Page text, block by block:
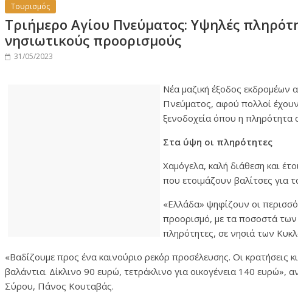
Τουρισμός
Τριήμερο Αγίου Πνεύματος: Υψηλές
νησιωτικούς προορισμούς
31/05/2023
Νέα μαζική έξοδος εκδρομέων
Πνεύματος, αφού πολλοί έχουν
ξενοδοχεία όπου η πληρότητα
Στα ύψη οι πληρότητες
Χαμόγελα, καλή διάθεση και
που ετοιμάζουν βαλίτσες για
«Ελλάδα» ψηφίζουν οι
προορισμό, με τα ποσοστά
πληρότητες, σε νησιά των
«Βαδίζουμε προς ένα καινούριο ρεκόρ προσέλευσης. Οι κρατήσεις
βαλάντια. Δίκλινο 90 ευρώ, τετράκλινο για οικογένεια 140 ευρώ»,
Σύρου, Πάνος Κουταβάς.